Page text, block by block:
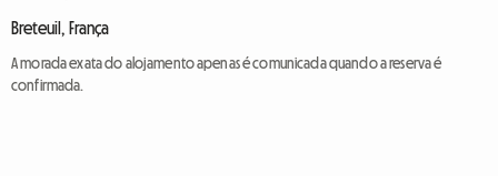
Breteuil, França
A morada exata do alojamento apenas é comunicada quando a reserva é
confirmada.